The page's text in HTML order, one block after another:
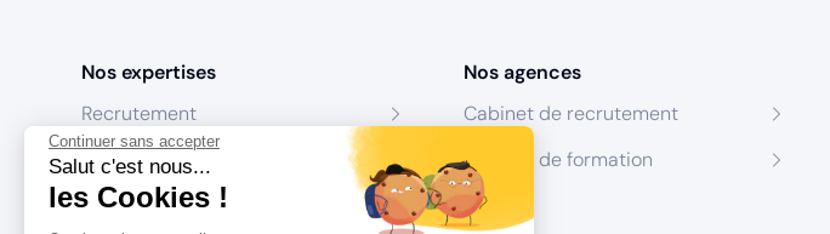
Continuer sans accepter
Salut c'est nous...
les Cookies !
Nos expertises
Recrutement
Formation
Coaching
Nos agences
Cabinet de recrutement
Centres de formation